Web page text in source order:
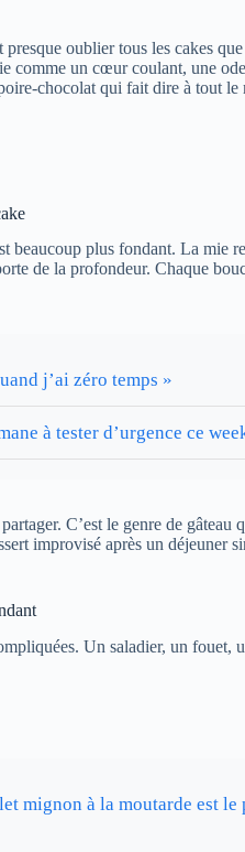
oublier tous les cakes
comme un cœur coulant, une
chocolat qui fait dire à tout le
beaucoup plus fondant. La mie
de la profondeur. Chaque
j’ai zéro temps »
à tester d’urgence ce
C’est le genre de
improvisé après un déjeuner
Un saladier, un fouet,
mignon à la moutarde est le